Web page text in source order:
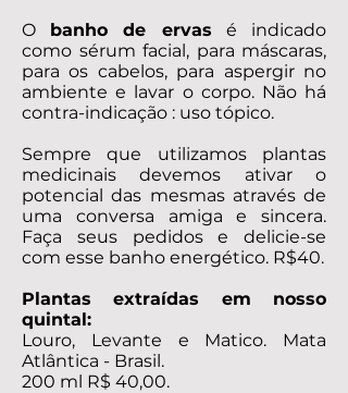
O banho de ervas é indicado
como sérum facial, para máscaras,
para os cabelos, para aspergir no
ambiente e lavar o corpo. Não há
contra-indicação : uso tópico.
Sempre que utilizamos plantas
medicinais devemos ativar o
potencial das mesmas através de
uma conversa amiga e sincera.
Faça seus pedidos e delicie-se
com esse banho energético. R$40.
Plantas extraídas em nosso
quintal:
Louro, Levante e Matico. Mata
Atlântica - Brasil.
200 ml R$ 40,00.